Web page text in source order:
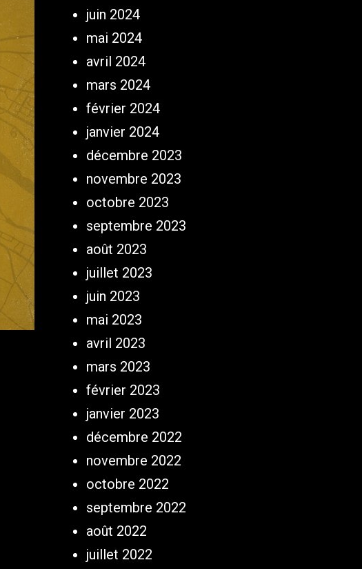
juin 2024
mai 2024
avril 2024
mars 2024
février 2024
janvier 2024
décembre 2023
novembre 2023
octobre 2023
septembre 2023
août 2023
juillet 2023
juin 2023
mai 2023
avril 2023
mars 2023
février 2023
janvier 2023
décembre 2022
novembre 2022
octobre 2022
septembre 2022
août 2022
juillet 2022